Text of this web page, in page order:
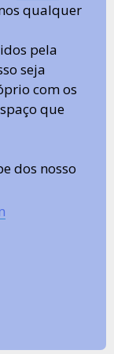
qualquer
pela
seja
com os
que
dos nosso